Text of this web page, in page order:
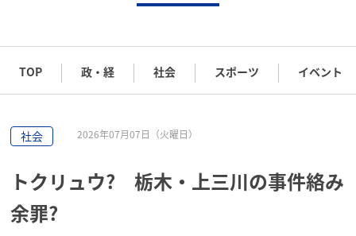
TOP 政・経 社会 スポーツ イベント
社会 2026年07月07日（火曜日）
トクリュウ? 栃木・上三川の事件絡み
余罪?